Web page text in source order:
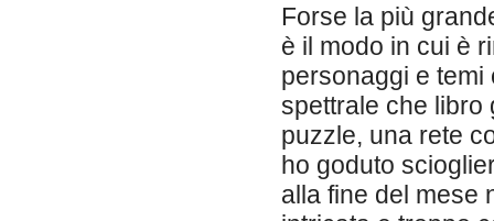
Forse la più
è il modo in cui è
personaggi e
spettrale che libro
puzzle, una rete
ho goduto
alla fine del mese